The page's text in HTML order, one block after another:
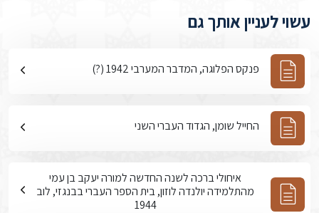
עשוי לעניין אותך גם
פנקס הפלוגה, המדבר המערבי 1942 (?)
החייל שומן, הגדוד העברי השני
איחולי ברכה לשנה החדשה למורה יעקב בן עמי
מהתלמידה יולנדה לוזון, בית הספר העברי בבנגזי, לוב
1944